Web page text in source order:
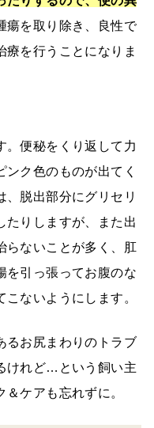
瘍を取り除き、良性で
療を行うことになりま
。便秘をくり返して力
ク色のものが出てく
、脱出部分にグリセリ
たりしますが、また出
らないことが多く、肛
を引っ張ってお腹のな
ないようにします。
るお尻まわりのトラブ
けれど…という飼い主
ケアも忘れずに。